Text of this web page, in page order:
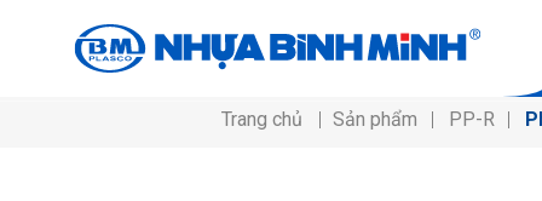
Trang chủ Sản phẩm PP-R